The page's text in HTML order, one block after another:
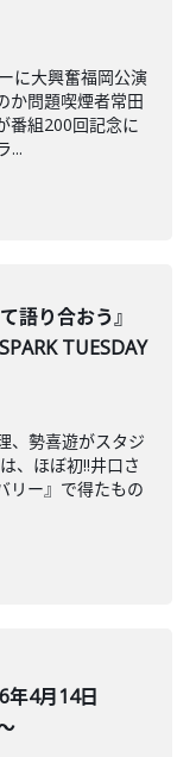
に大興奮福岡公演
か問題喫煙者常田
番組200回記念に
...
語り合おう』
TUESDAY
、勢喜遊がスタジ
、ほぼ初‼井口さ
リー』で得たもの
年4月14日